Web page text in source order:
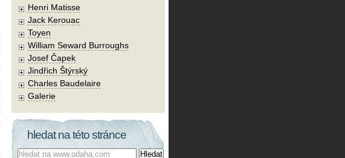
Henri Matisse
Jack Kerouac
Toyen
William Seward Burroughs
Josef Čapek
Jindřich Štýrský
Charles Baudelaire
Galerie
hledat na této stránce
Co hledat: